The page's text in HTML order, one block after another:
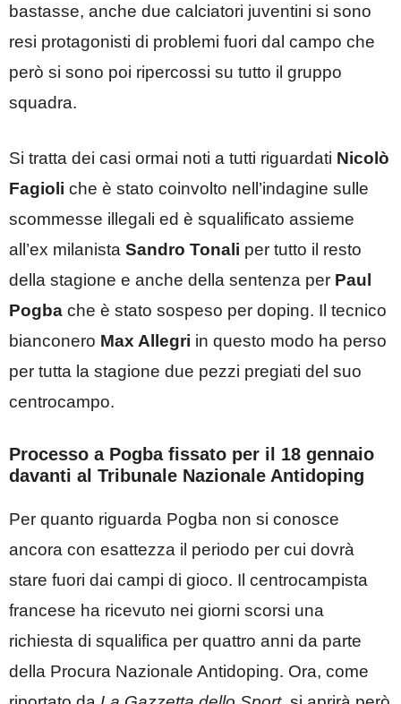
bastasse, anche due calciatori juventini si sono
resi protagonisti di problemi fuori dal campo che
però si sono poi ripercossi su tutto il gruppo
squadra.
Si tratta dei casi ormai noti a tutti riguardati Nicolò
Fagioli che è stato coinvolto nell’indagine sulle
scommesse illegali ed è squalificato assieme
all’ex milanista Sandro Tonali per tutto il resto
della stagione e anche della sentenza per Paul
Pogba che è stato sospeso per doping. Il tecnico
bianconero Max Allegri in questo modo ha perso
per tutta la stagione due pezzi pregiati del suo
centrocampo.
Processo a Pogba fissato per il 18 gennaio
davanti al Tribunale Nazionale Antidoping
Per quanto riguarda Pogba non si conosce
ancora con esattezza il periodo per cui dovrà
stare fuori dai campi di gioco. Il centrocampista
francese ha ricevuto nei giorni scorsi una
richiesta di squalifica per quattro anni da parte
della Procura Nazionale Antidoping. Ora, come